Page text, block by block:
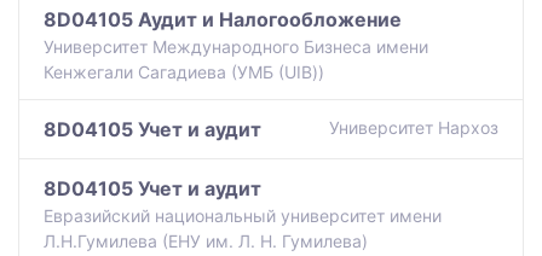
8D04105 Аудит и Налогообложение
Университет Международного Бизнеса имени
Кенжегали Сагадиева (УМБ (UIB))
8D04105 Учет и аудит Университет Нархоз
8D04105 Учет и аудит
Евразийский национальный университет имени
Л.Н.Гумилева (ЕНУ им. Л. Н. Гумилева)